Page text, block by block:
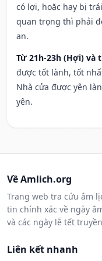
có lợi, hoặc hay bị
quan trọng thì phải
an.
Từ 21h-23h (Hợi) và
được tốt lành, tốt
Nhà cửa được yên
yên.
Về Amlich.org
Trang web tra cứu âm
tin chính xác về ngày
và các ngày lễ tết
Liên kết nhanh